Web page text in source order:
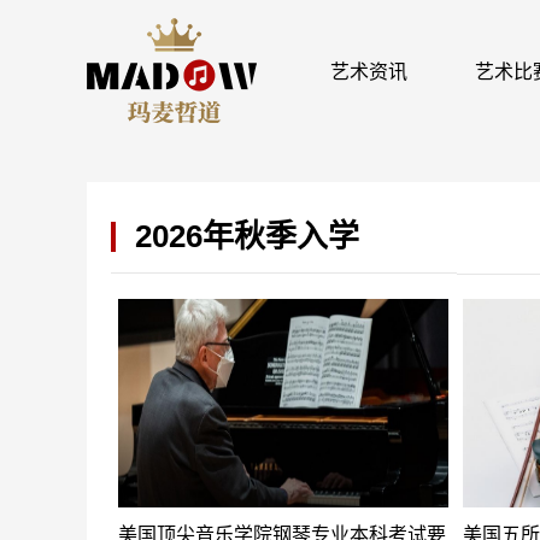
艺术资讯 艺术比
2026年秋季入学
美国顶尖音乐学院钢琴专业本科考试要 美国五